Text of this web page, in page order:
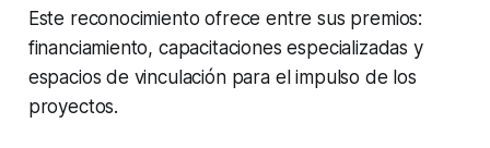
Este reconocimiento ofrece entre sus premios:
financiamiento, capacitaciones especializadas y
espacios de vinculación para el impulso de los
proyectos.